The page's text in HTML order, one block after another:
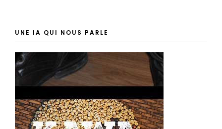
UNE IA QUI NOUS PARLE